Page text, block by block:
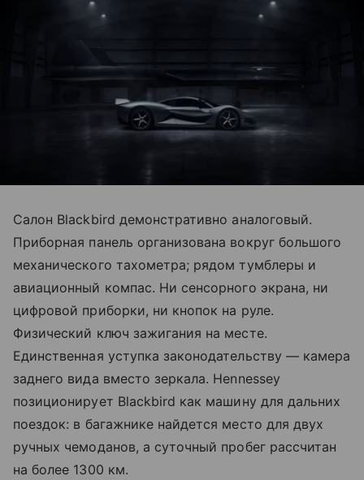
Салон Blackbird демонстративно аналоговый.
Приборная панель организована вокруг большого
механического тахометра; рядом тумблеры и
авиационный компас. Ни сенсорного экрана, ни
цифровой приборки, ни кнопок на руле.
Физический ключ зажигания на месте.
Единственная уступка законодательству — камера
заднего вида вместо зеркала. Hennessey
позиционирует Blackbird как машину для дальних
поездок: в багажнике найдется место для двух
ручных чемоданов, а суточный пробег рассчитан
на более 1300 км.